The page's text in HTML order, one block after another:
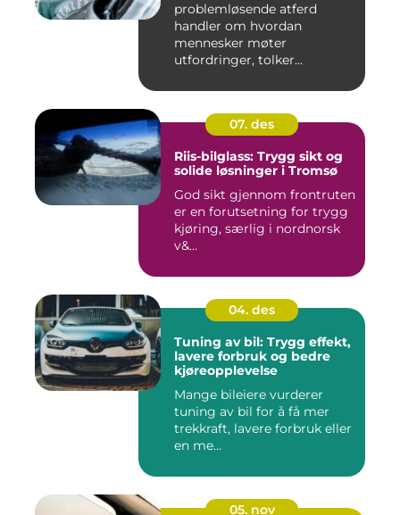
problemløsende atferd
handler om hvordan
mennesker møter
utfordringer, tolker
07. des
Riis-bilglass: Trygg sikt og
solide løsninger i Tromsø
God sikt gjennom frontruten
er en forutsetning for trygg
kjøring, særlig i nordnorsk
v&...
04. des
Tuning av bil: Trygg effekt,
lavere forbruk og bedre
kjøreopplevelse
Mange bileiere vurderer
tuning av bil for å få mer
trekkraft, lavere forbruk eller
en me...
05. nov